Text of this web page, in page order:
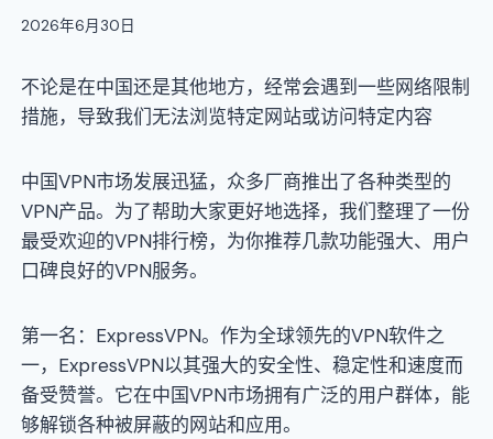
2026年6月30日
不论是在中国还是其他地方，经常会遇到一些网络限制
措施，导致我们无法浏览特定网站或访问特定内容
中国VPN市场发展迅猛，众多厂商推出了各种类型的
VPN产品。为了帮助大家更好地选择，我们整理了一份
最受欢迎的VPN排行榜，为你推荐几款功能强大、用户
口碑良好的VPN服务。
第一名：ExpressVPN。作为全球领先的VPN软件之
一，ExpressVPN以其强大的安全性、稳定性和速度而
备受赞誉。它在中国VPN市场拥有广泛的用户群体，能
够解锁各种被屏蔽的网站和应用。